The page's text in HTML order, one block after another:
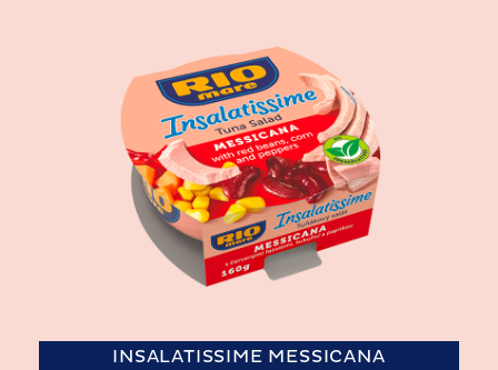
INSALATISSIME MESSICANA